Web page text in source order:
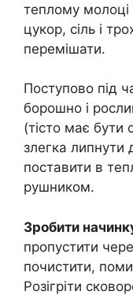
теплому молоці
цукор, сіль і
перемішати.
Поступово під
борошно і
(тісто має бути
злегка липнути
поставити в
рушником.
Зробити
пропустити
почистити,
Розігріти